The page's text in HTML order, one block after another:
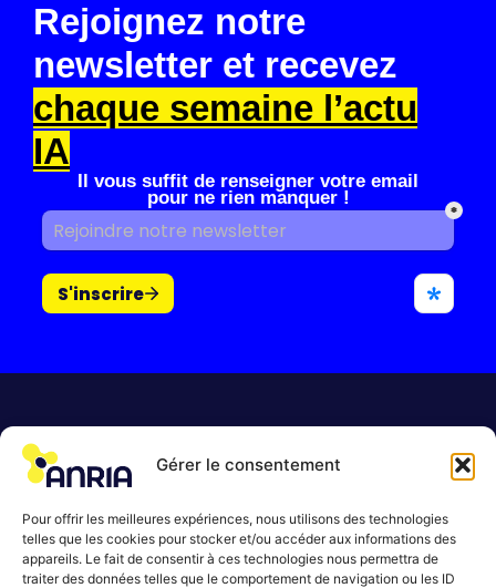
Gérer le consentement
Pour offrir les meilleures expériences, nous utilisons des technologies
telles que les cookies pour stocker et/ou accéder aux informations des
appareils. Le fait de consentir à ces technologies nous permettra de
traiter des données telles que le comportement de navigation ou les ID
Rejoignez notre
newsletter et recevez
chaque semaine l’actu
IA
Il vous suffit de renseigner votre email
pour ne rien manquer !
Anria
Pack complet
Automatisation IA
Formation IA
Contact
Blog